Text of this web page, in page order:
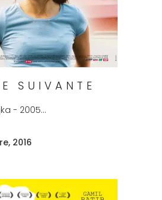
SUIVANTE
- 2005...
2016